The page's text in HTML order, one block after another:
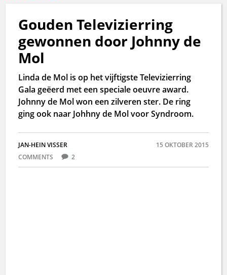
Gouden Televizierring
gewonnen door Johnny de
Mol
Linda de Mol is op het vijftigste Televizierring
Gala geëerd met een speciale oeuvre award.
Johnny de Mol won een zilveren ster. De ring
ging ook naar Johhny de Mol voor Syndroom.
JAN-HEIN VISSER
15 OKTOBER 2015
COMMENTS
2